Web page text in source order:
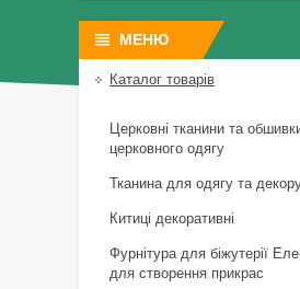
Каталог товарів
Церковні тканини та
церковного одягу
Тканина для одягу та
Китиці декоративні
Фурнітура для біжутерії
для створення прикрас